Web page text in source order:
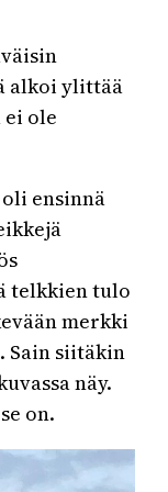
alkoi ylittää
ole
ensinnä
telkkien tulo
merkki
Sain siitäkin
näy.
on.